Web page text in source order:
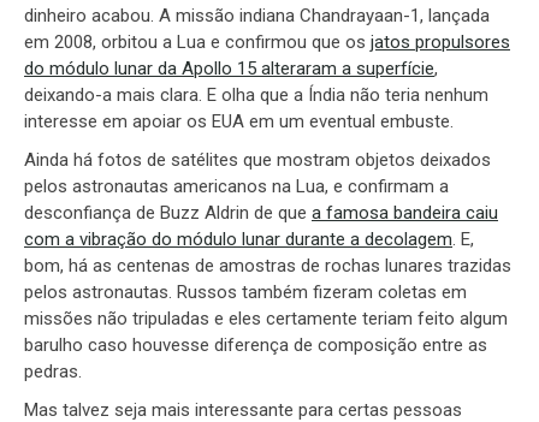
dinheiro acabou. A missão indiana Chandrayaan-1, lançada
em 2008, orbitou a Lua e confirmou que os jatos propulsores
do módulo lunar da Apollo 15 alteraram a superfície,
deixando-a mais clara. E olha que a Índia não teria nenhum
interesse em apoiar os EUA em um eventual embuste.
Ainda há fotos de satélites que mostram objetos deixados
pelos astronautas americanos na Lua, e confirmam a
desconfiança de Buzz Aldrin de que a famosa bandeira caiu
com a vibração do módulo lunar durante a decolagem. E,
bom, há as centenas de amostras de rochas lunares trazidas
pelos astronautas. Russos também fizeram coletas em
missões não tripuladas e eles certamente teriam feito algum
barulho caso houvesse diferença de composição entre as
pedras.
Mas talvez seja mais interessante para certas pessoas